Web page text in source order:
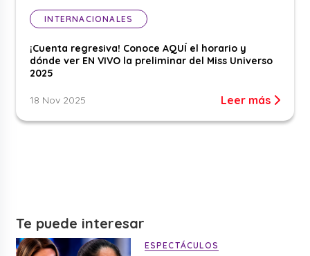
INTERNACIONALES
¡Cuenta regresiva! Conoce AQUÍ el horario y
dónde ver EN VIVO la preliminar del Miss Universo
2025
18 Nov 2025 Leer más
Te puede interesar
ESPECTÁCULOS